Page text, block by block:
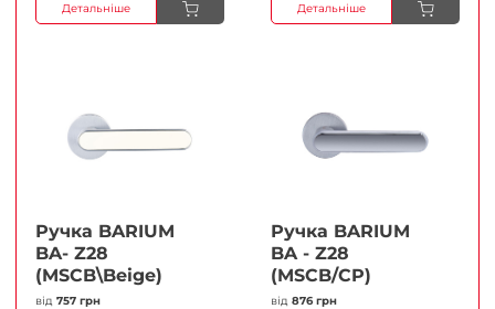
Детальніше Детальніше
Ручка BARIUM
BA- Z28
(MSCB\Beige)
від 757 грн
Ручка BARIUM
BA - Z28
(MSCB/CP)
від 876 грн